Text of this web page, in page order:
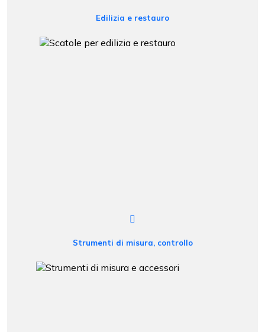
Edilizia e restauro
Strumenti di misura, controllo